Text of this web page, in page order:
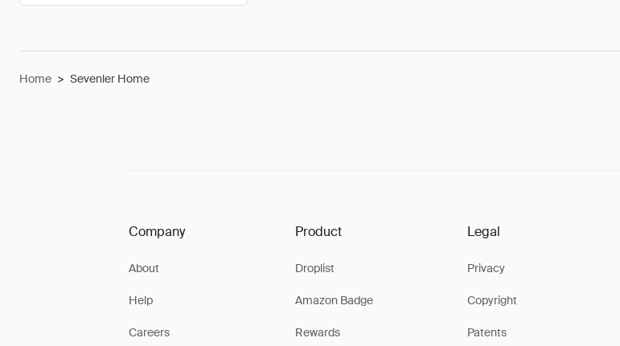
Home > Sevenler Home
Company
About
Help
Careers
Product
Droplist
Amazon Badge
Rewards
Legal
Privacy
Copyright
Patents